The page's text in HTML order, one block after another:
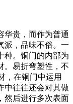
华贵，而作为普通
派，品味不俗。一
种。铜门的内部为
。易折弯塑性，不
，在铜门中运用
中往往还会对其做
然后进行多次表面